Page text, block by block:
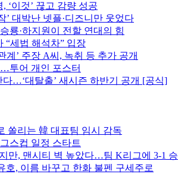
‘이것’ 끊고 감량 성공
대박난 넷플·디즈니만 웃었다
룡·하지원이 전할 연대의 힘
“세법 해석차” 입장
’ 주장 A씨, 녹취 등 추가 공개
투어 개인 포스터
…‘대탈출’ 새시즌 하반기 공개 [공식]
쏠리는 韓 대표팀 임시 감독
스컵 일정 스타트
만, 맨시티 벽 높았다…팀 K리그에 3-1 승
, 이름 바꾸고 한화 불펜 구세주로